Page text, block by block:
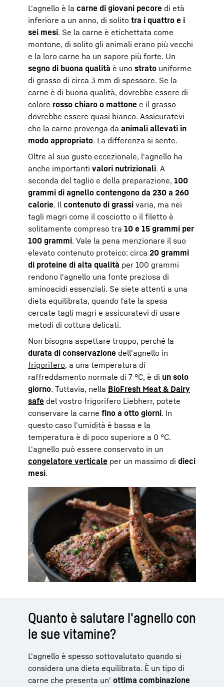
L'agnello è la carne di giovani pecore di età
inferiore a un anno, di solito tra i quattro e i
sei mesi. Se la carne è etichettata come
montone, di solito gli animali erano più vecchi
e la loro carne ha un sapore più forte. Un
segno di buona qualità è uno strato uniforme
di grasso di circa 3 mm di spessore. Se la
carne è di buona qualità, dovrebbe essere di
colore rosso chiaro o mattone e il grasso
dovrebbe essere quasi bianco. Assicuratevi
che la carne provenga da animali allevati in
modo appropriato. La differenza si sente.
Oltre al suo gusto eccezionale, l'agnello ha
anche importanti valori nutrizionali. A
seconda del taglio e della preparazione, 100
grammi di agnello contengono da 230 a 260
calorie. Il contenuto di grassi varia, ma nei
tagli magri come il cosciotto o il filetto è
solitamente compreso tra 10 e 15 grammi per
100 grammi. Vale la pena menzionare il suo
elevato contenuto proteico: circa 20 grammi
di proteine di alta qualità per 100 grammi
rendono l'agnello una fonte preziosa di
aminoacidi essenziali. Se siete attenti a una
dieta equilibrata, quando fate la spesa
cercate tagli magri e assicuratevi di usare
metodi di cottura delicati.
Non bisogna aspettare troppo, perché la
durata di conservazione dell'agnello in
frigorifero, a una temperatura di
raffreddamento normale di 7 °C, è di un solo
giorno. Tuttavia, nella BioFresh Meat & Dairy
safe del vostro frigorifero Liebherr, potete
conservare la carne fino a otto giorni. In
questo caso l'umidità è bassa e la
temperatura è di poco superiore a 0 °C.
L'agnello può essere conservato in un
congelatore verticale per un massimo di dieci
mesi.
Quanto è salutare l'agnello con
le sue vitamine?
L'agnello è spesso sottovalutato quando si
considera una dieta equilibrata. È un tipo di
carne che presenta un' ottima combinazione